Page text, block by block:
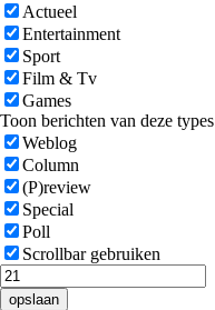
Actueel
Entertainment
Sport
Film & Tv
Games
Toon berichten van deze types
Weblog
Column
(P)review
Special
Poll
Scrollbar gebruiken
opslaan